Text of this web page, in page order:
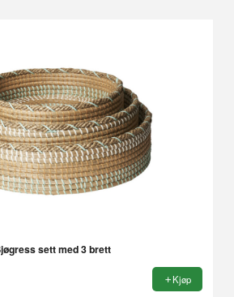
sett med 3 brett
Kjøp